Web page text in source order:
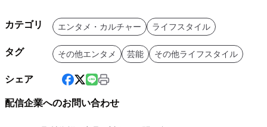
カテゴリ エンタメ・カルチャー ライフスタイル
タグ その他エンタメ 芸能 その他ライフスタイル
シェア
配信企業へのお問い合わせ